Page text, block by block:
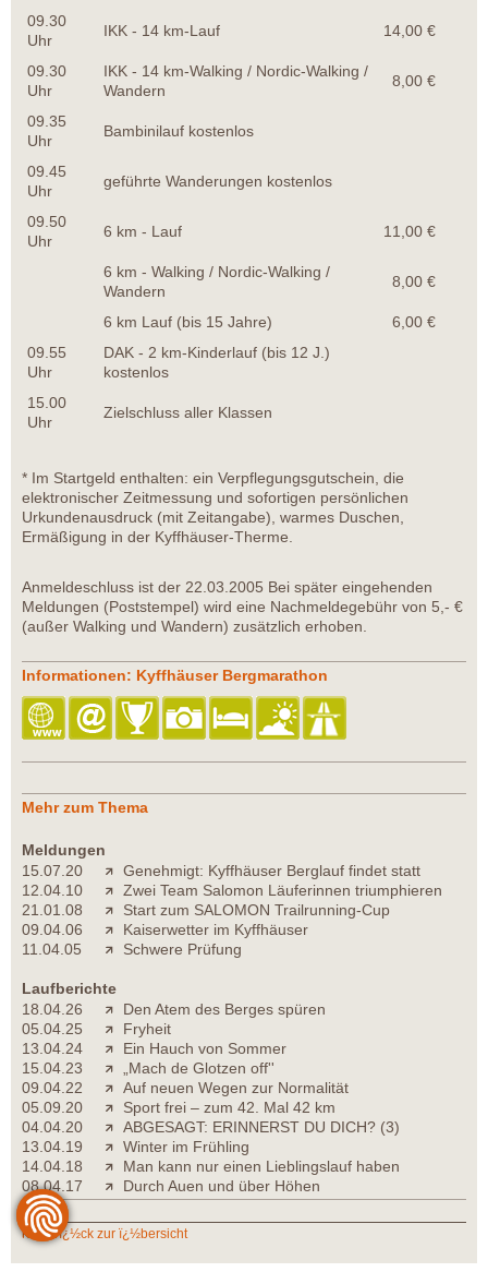
09.30
Uhr
IKK - 14 km-Lauf 14,00 €
09.30
Uhr
IKK - 14 km-Walking / Nordic-Walking /
Wandern
8,00 €
09.35
Uhr
Bambinilauf kostenlos
09.45
Uhr
geführte Wanderungen kostenlos
09.50
Uhr
6 km - Lauf 11,00 €
6 km - Walking / Nordic-Walking /
Wandern
8,00 €
6 km Lauf (bis 15 Jahre)
6,00 €
09.55
Uhr
DAK - 2 km-Kinderlauf (bis 12 J.)
kostenlos
15.00
Uhr
Zielschluss aller Klassen
* Im Startgeld enthalten: ein Verpflegungsgutschein, die
elektronischer Zeitmessung und sofortigen persönlichen
Urkundenausdruck (mit Zeitangabe), warmes Duschen,
Ermäßigung in der Kyffhäuser-Therme.
Anmeldeschluss ist der 22.03.2005 Bei später eingehenden
Meldungen (Poststempel) wird eine Nachmeldegebühr von 5,- €
(außer Walking und Wandern) zusätzlich erhoben.
Informationen: Kyffhäuser Bergmarathon
Mehr zum Thema
Meldungen
15.07.20
Genehmigt: Kyffhäuser Berglauf findet statt
12.04.10
Zwei Team Salomon Läuferinnen triumphieren
21.01.08
Start zum SALOMON Trailrunning-Cup
09.04.06
Kaiserwetter im Kyffhäuser
11.04.05
Schwere Prüfung
Laufberichte
18.04.26
Den Atem des Berges spüren
05.04.25
Fryheit
13.04.24
Ein Hauch von Sommer
15.04.23
„Mach de Glotzen off''
09.04.22
Auf neuen Wegen zur Normalität
05.09.20
Sport frei – zum 42. Mal 42 km
04.04.20
ABGESAGT: ERINNERST DU DICH? (3)
13.04.19
Winter im Frühling
14.04.18
Man kann nur einen Lieblingslauf haben
08.04.17
Durch Auen und über Höhen
zurï¿½ck zur ï¿½bersicht